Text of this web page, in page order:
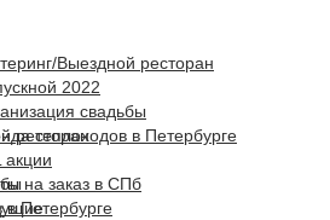
Выездной ресторан
2022
свадьбы
теплоходов в Петербурге
акции
на заказ в СПб
ресторан
Петербурге